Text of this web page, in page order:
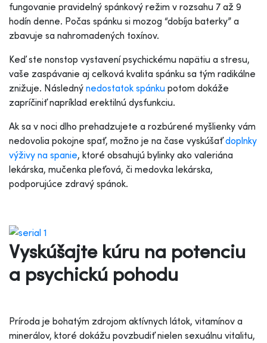
fungovanie pravidelný spánkový režim v rozsahu 7 až 9
hodín denne. Počas spánku si mozog “dobíja baterky” a
zbavuje sa nahromadených toxínov.
Keď ste nonstop vystavení psychickému napätiu a stresu,
vaše zaspávanie aj celková kvalita spánku sa tým radikálne
znižuje. Následný nedostatok spánku potom dokáže
zapríčiniť napríklad erektilnú dysfunkciu.
Ak sa v noci dlho prehadzujete a rozbúrené myšlienky vám
nedovolia pokojne spať, možno je na čase vyskúšaťdoplnky
výživy na spanie, ktoré obsahujú bylinky ako valeriána
lekárska, mučenka pleťová, či medovka lekárska,
podporujúce zdravý spánok.
Vyskúšajte kúru na potenciu
a psychickú pohodu
Príroda je bohatým zdrojom aktívnych látok, vitamínov a
minerálov, ktoré dokážu povzbudiť nielen sexuálnu vitalitu,